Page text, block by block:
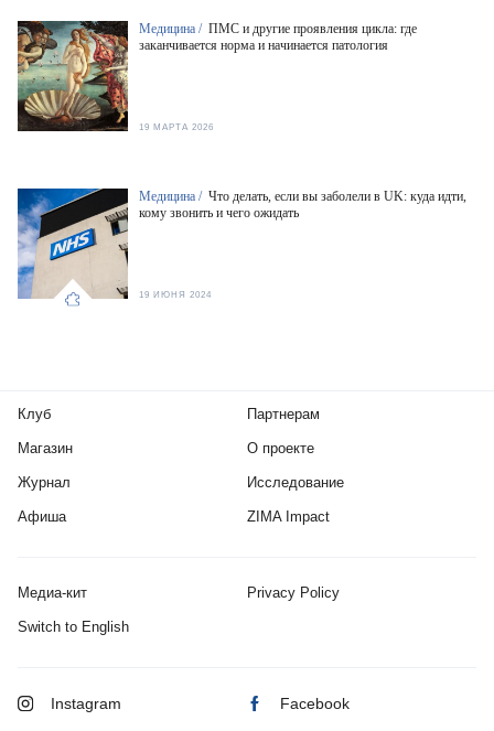
Медицина / ПМС и другие проявления цикла: где
заканчивается норма и начинается патология
19 МАРТА 2026
Медицина / Что делать, если вы заболели в UK: куда идти,
кому звонить и чего ожидать
19 ИЮНЯ 2024
Клуб
Магазин
Журнал
Афиша
Партнерам
О проекте
Исследование
ZIMA Impact
Медиа-кит Privacy Policy
Switch to English
Instagram Facebook